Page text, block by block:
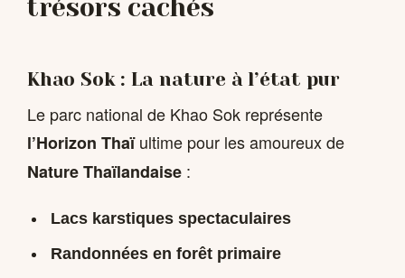
trésors cachés
Khao Sok : La nature à l’état pur
Le parc national de Khao Sok représente
l’Horizon Thaïultime pour les amoureux de
Nature Thaïlandaise :
Lacs karstiques spectaculaires
Randonnées en forêt primaire